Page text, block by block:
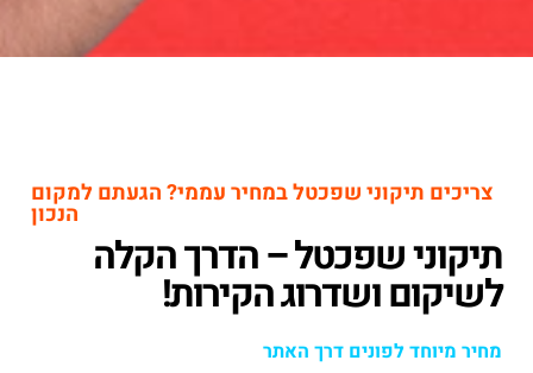
צריכים תיקוני שפכטל במחיר עממי? הגעתם למקום
הנכון
תיקוני שפכטל – הדרך הקלה
לשיקום ושדרוג הקירות!
מחיר מיוחד לפונים דרך האתר